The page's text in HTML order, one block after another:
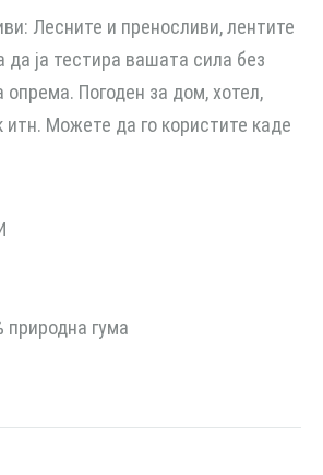
Лесните и преносливи, лентите
да ја тестира вашата сила без
Погоден за дом, хотел,
итн. Можете да го користите каде
природна гума